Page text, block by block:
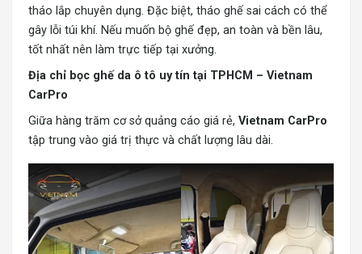
tháo lắp chuyên dụng. Đặc biệt, tháo ghế sai cách có thể
gây lỗi túi khí. Nếu muốn bộ ghế đẹp, an toàn và bền lâu,
tốt nhất nên làm trực tiếp tại xưởng.
Địa chỉ bọc ghế da ô tô uy tín tại TPHCM – Vietnam
CarPro
Giữa hàng trăm cơ sở quảng cáo giá rẻ, Vietnam CarPro
tập trung vào giá trị thực và chất lượng lâu dài.